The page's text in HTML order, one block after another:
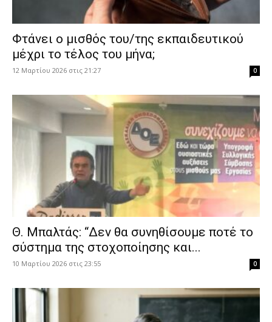
Φτάνει ο μισθός του/της εκπαιδευτικού
μέχρι το τέλος του μήνα;
12 Μαρτίου 2026 στις 21:27 0
Θ. Μπαλτάς: “Δεν θα συνηθίσουμε ποτέ το
σύστημα της στοχοποίησης και...
10 Μαρτίου 2026 στις 23:55 0